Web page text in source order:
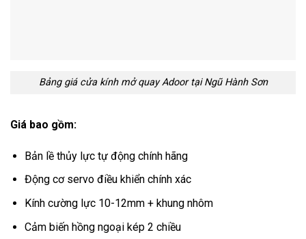
Bảng giá cửa kính mở quay Adoor tại Ngũ Hành Sơn
Giá bao gồm:
Bản lề thủy lực tự động chính hãng
Động cơ servo điều khiển chính xác
Kính cường lực 10-12mm + khung nhôm
Cảm biến hồng ngoại kép 2 chiều